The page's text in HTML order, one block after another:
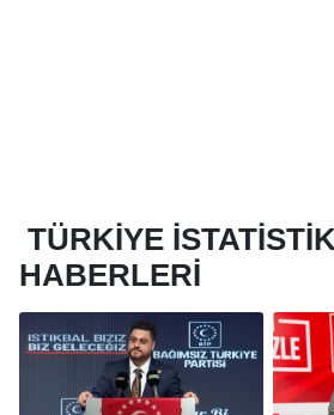
TÜRKIYE
HABERLERI